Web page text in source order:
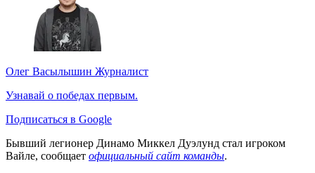
Олег Васылышин Журналист
Узнавай о победах первым.
Подписаться в Google
Бывший легионер Динамо Миккел Дуэлунд стал игроком
Вайле, сообщает официальный сайт команды.